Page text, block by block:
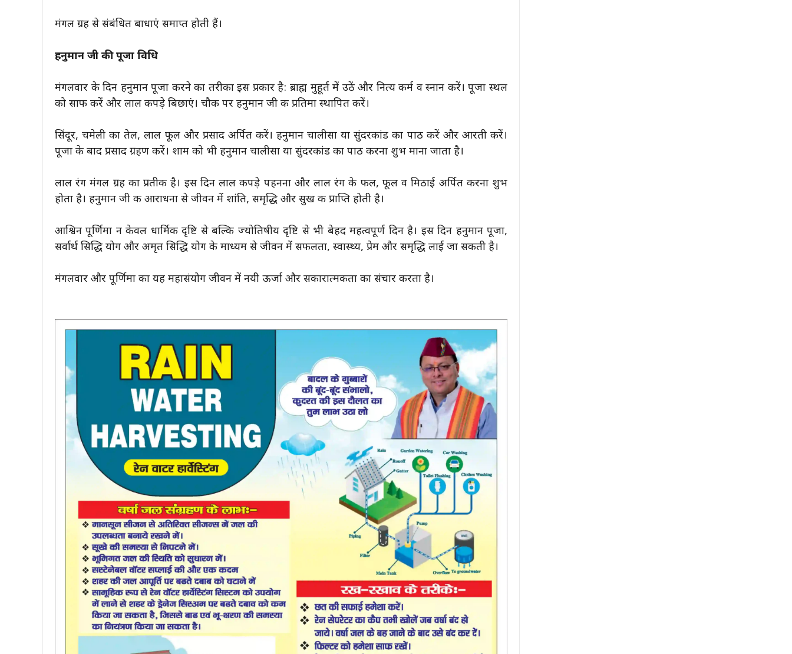
मंगल ग्रह से संबंधित बाधाएं समाप्त होती हैं।
हनुमान जी की पूजा विधि
मंगलवार के दिन हनुमान पूजा करने का तरीका इस प्रकार है: ब्राह्म मुहूर्त में उठें और नित्य कर्म व स्नान करें। पूजा स्थल
को साफ करें और लाल कपड़े बिछाएं। चौकी पर हनुमान जी की प्रतिमा स्थापित करें।
सिंदूर, चमेली का तेल, लाल फूल और प्रसाद अर्पित करें। हनुमान चालीसा या सुंदरकांड का पाठ करें और आरती करें।
पूजा के बाद प्रसाद ग्रहण करें। शाम को भी हनुमान चालीसा या सुंदरकांड का पाठ करना शुभ माना जाता है।
लाल रंग मंगल ग्रह का प्रतीक है। इस दिन लाल कपड़े पहनना और लाल रंग के फल, फूल व मिठाई अर्पित करना शुभ
होता है। हनुमान जी की आराधना से जीवन में शांति, समृद्धि और सुख की प्राप्ति होती है।
आश्विन पूर्णिमा न केवल धार्मिक दृष्टि से बल्कि ज्योतिषीय दृष्टि से भी बेहद महत्वपूर्ण दिन है। इस दिन हनुमान पूजा,
सर्वार्थ सिद्धि योग और अमृत सिद्धि योग के माध्यम से जीवन में सफलता, स्वास्थ्य, प्रेम और समृद्धि लाई जा सकती है।
मंगलवार और पूर्णिमा का यह महासंयोग जीवन में नयी ऊर्जा और सकारात्मकता का संचार करता है।